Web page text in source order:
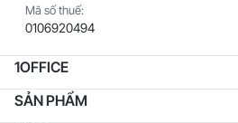
Mã số thuế:
0106920494
1OFFICE
SẢN PHẨM